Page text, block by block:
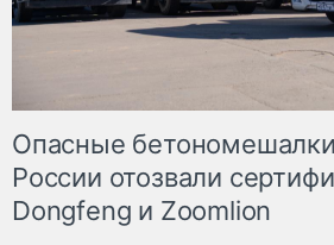
Опасные
России отозвали
Dongfeng и Zoomlion